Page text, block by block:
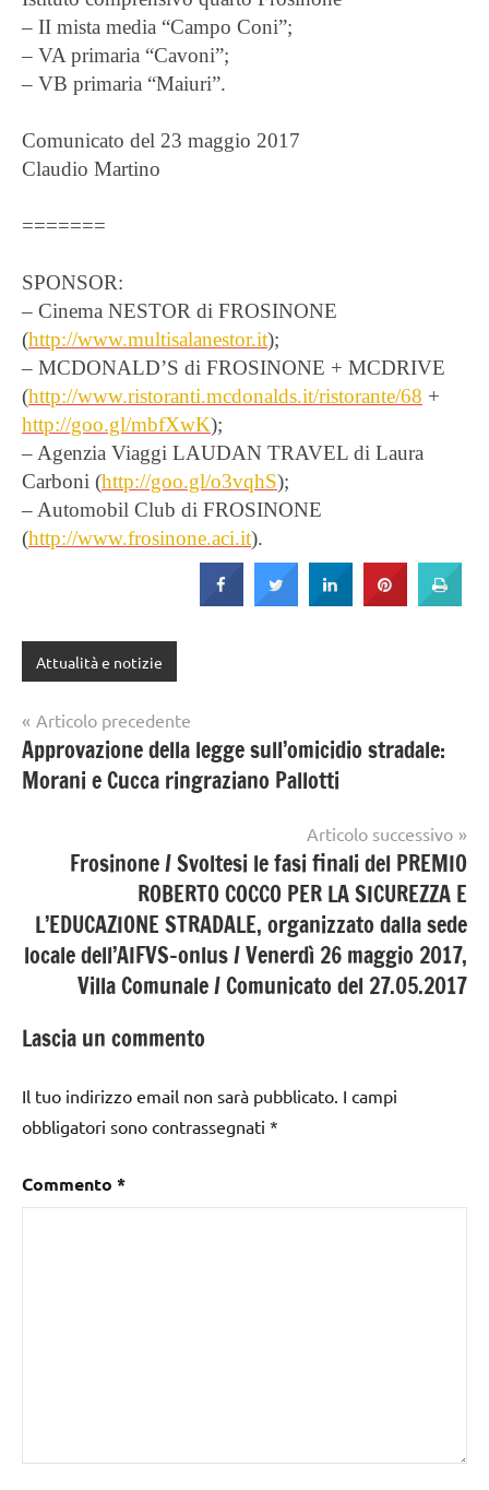
– II mista media “Campo Coni”;
– VA primaria “Cavoni”;
– VB primaria “Maiuri”.
Comunicato del 23 maggio 2017
Claudio Martino
=======
SPONSOR:
– Cinema NESTOR di FROSINONE
(http://www.multisalanestor.it);
– MCDONALD’S di FROSINONE + MCDRIVE
(http://www.ristoranti.mcdonalds.it/ristorante/68 +
http://goo.gl/mbfXwK);
– Agenzia Viaggi LAUDAN TRAVEL di Laura
Carboni (http://goo.gl/o3vqhS);
– Automobil Club di FROSINONE
(http://www.frosinone.aci.it).
Attualità e notizie
Navigazione
articoli
Articolo precedente
Approvazione della legge sull’omicidio stradale:
Morani e Cucca ringraziano Pallotti
Articolo successivo
Frosinone / Svoltesi le fasi finali del PREMIO
ROBERTO COCCO PER LA SICUREZZA E
L’EDUCAZIONE STRADALE, organizzato dalla sede
locale dell’AIFVS-onlus / Venerdì 26 maggio 2017,
Villa Comunale / Comunicato del 27.05.2017
Lascia un commento
Il tuo indirizzo email non sarà pubblicato. I campi
obbligatori sono contrassegnati *
Commento *